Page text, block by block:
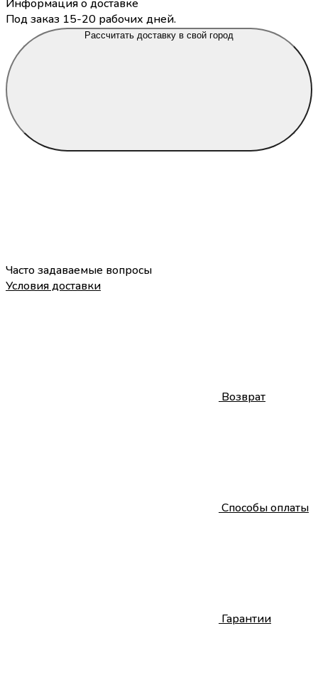
Информация о доставке
Под заказ 15-20 рабочих дней.
Рассчитать доставку в свой город
Часто задаваемые вопросы
Условия доставки
Возврат
Способы оплаты
Гарантии